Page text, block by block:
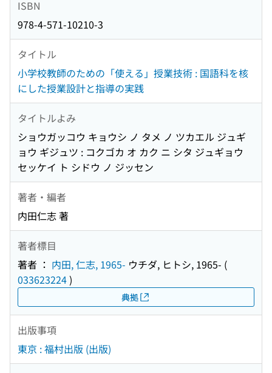
ISBN
978-4-571-10210-3
タイトル
小学校教師のための「使える」授業技術 : 国語科を核
にした授業設計と指導の実践
タイトルよみ
ショウガッコウ キョウシ ノ タメ ノ ツカエル ジュギ
ョウ ギジュツ : コクゴカ オ カク ニ シタ ジュギョウ
セッケイ ト シドウ ノ ジッセン
著者・編者
内田仁志 著
著者標目
著者 ： 内田, 仁志, 1965- ウチダ, ヒトシ, 1965- (
033623224)
典拠
出版事項
東京 : 福村出版 (出版)